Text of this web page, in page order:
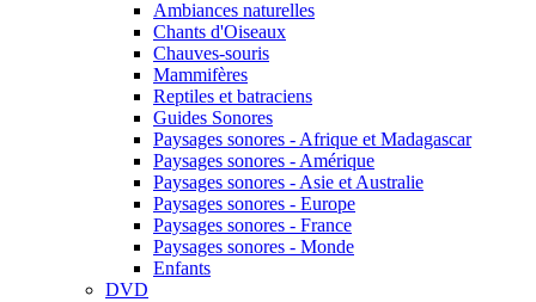
Ambiances naturelles
Chants d'Oiseaux
Chauves-souris
Mammifères
Reptiles et batraciens
Guides Sonores
Paysages sonores - Afrique et Madagascar
Paysages sonores - Amérique
Paysages sonores - Asie et Australie
Paysages sonores - Europe
Paysages sonores - France
Paysages sonores - Monde
Enfants
DVD